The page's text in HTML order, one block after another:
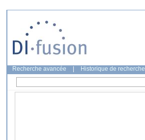
Recherche avancée Historique de recherche